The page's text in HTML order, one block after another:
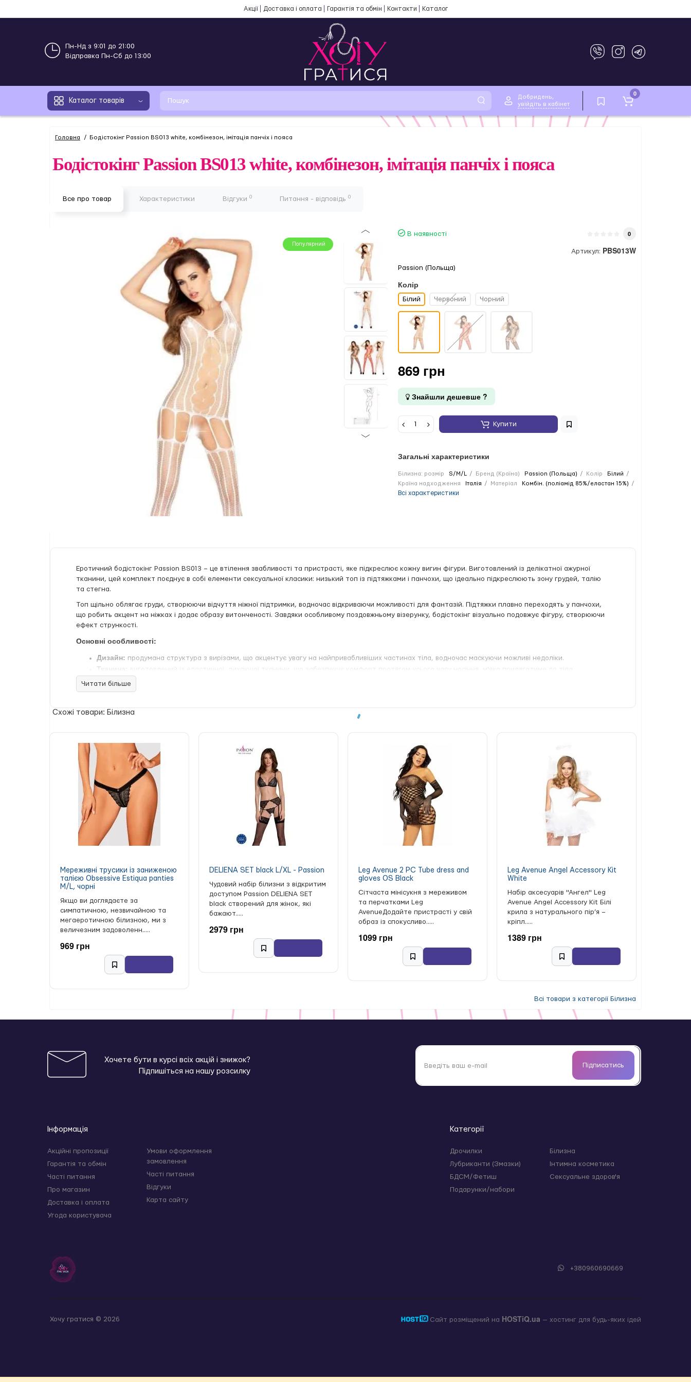
Акції Доставка і оплата Гарантія та обмін Контакти Каталог
Пн-Нд з 9:01 до 21:00
Відправка Пн-Сб до 13:00
Каталог товарів
Добридень,
увійдіть в кабінет
0
Головна Бодістокінг Passion BS013 white, комбінезон, імітація панчіх і пояса
Бодістокінг Passion BS013 white, комбінезон, імітація панчіх і пояса
Все про товар Характеристики Відгуки 0 Питання - відповідь 0
Популярний
В наявності 0
Артикул: PBS013W
Passion (Польща)
Колір
Білий Червоний Чорний
869 грн
Знайшли дешевше ?
Купити
Загальні характеристики
Білизна: розмір S/M/L Бренд (Країна) Passion (Польща) Колір
Білий
Країна надходження
Італія Матеріал Комбін. (поліамід 85%/еластан 15%)
Всі характеристики
Еротичний бодістокінг Passion BS013 – це втілення звабливості та пристрасті, яке підкреслює кожну вигин фігури. Виготовлений із делікатної ажурної
тканини, цей комплект поєднує в собі елементи сексуальної класики: низький топ із підтяжками і панчохи, що ідеально підкреслюють зону грудей, талію
та стегна.
Топ щільно облягає груди, створюючи відчуття ніжної підтримки, водночас відкриваючи можливості для фантазій. Підтяжки плавно переходять у панчохи,
що робить акцент на ніжках і додає образу витонченості. Завдяки особливому поздовжньому візерунку, бодістокінг візуально подовжує фігуру, створюючи
ефект стрункості.
Основні особливості:
Дизайн: продумана структура з вирізами, що акцентує увагу на найпривабливіших частинах тіла, водночас маскуючи можливі недоліки.
Тканина: виготовлений із еластичної, дихаючої тканини, що забезпечує комфорт протягом усього часу носіння, м'яко прилягатиме до тіла.
Деталі:ажурні елементи зводять погляд на ключові зони, тоді як вирізи додають пікантності.
Зручність:
Матеріали та догляд:
OEKO-TEX. Це підтверджує їх гіпоалергенність і безпечність для шкіри. Тканини зберігають свою форму та колір навіть після багаторазового прання. Щоб
Бодістокінг Passion BS013 відмінно підходить для тих, хто прагне урізноманітнити своє інтимне життя і подарувати партнерові незабутні моменти.
Читати більше
Схожі товари: Білизна
Мереживні трусики із заниженою
талією Obsessive Estiqua panties
M/L, чорні
Якщо ви доглядаєте за
симпатичною, незвичайною та
мегаеротичною білизною, ми з
величезним задоволенн.....
969 грн
DELIENA SET black L/XL - Passion
Чудовий набір білизни з відкритим
доступом Passion DELIENA SET
black створений для жінок, які
бажают.....
2979 грн
Leg Avenue 2 PC Tube dress and
gloves OS Black
Сітчаста мінісукня з мереживом
та перчатками Leg
AvenueДодайте пристрасті у свій
образ із спокусливо.....
1099 грн
Leg Avenue Angel Accessory Kit
White
Набір аксесуарів "Ангел" Leg
Avenue Angel Accessory Kit Білі
крила з натурального пір’я –
кріпл.....
1389 грн
Всі товари з категорії Білизна
Хочете бути в курсі всіх акцій і знижок?
Підпишіться на нашу розсилку
Підписатись
Інформація
Акційні пропозиції
Гарантія та обмін
Часті питання
Про магазин
Доставка і оплата
Угода користувача
Умови оформлення
замовлення
Часті питання
Відгуки
Карта сайту
Категорії
Дрочилки
Лубриканти (Змазки)
БДСМ/Фетиш
Подарунки/набори
Білизна
Інтимна косметика
Сексуальне здоров'я
+380960690669
Хочу гратися © 2026 Сайт розміщений на HOSTiQ.ua — хостинг для будь-яких ідей